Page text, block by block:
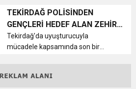
kişi hakkında adli işlem yapılırken, 13
şüpheli tutuklandı. Operasyonlarda
toplam 108 ayrı olaya müda...
TEKİRDAĞ POLİSİNDEN
GENÇLERİ HEDEF ALAN ZEHİR
TACİRLERİNE AĞIR DARBE
Tekirdağ’da uyuşturucuyla
mücadele kapsamında son bir
tutuklanırken, çok miktarda